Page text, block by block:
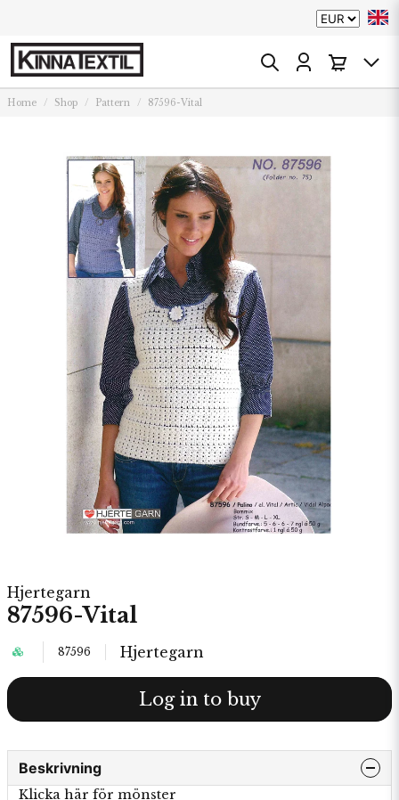
Home Shop Pattern 87596-Vital
Hjertegarn
87596-Vital
87596 Hjertegarn
Log in to buy
Beskrivning
Klicka här för mönster